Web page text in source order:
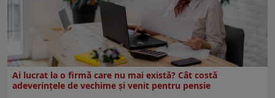
Ai lucrat la o firmă care nu mai există? Cât costă
adeverințele de vechime și venit pentru pensie